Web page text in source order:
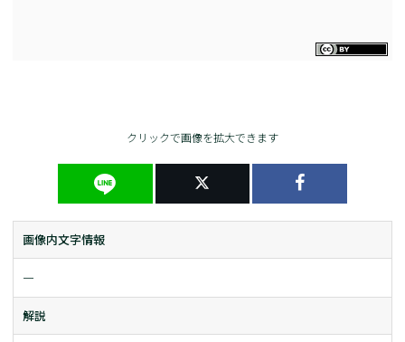
クリックで画像を拡大できます
画像内文字情報
ー
解説